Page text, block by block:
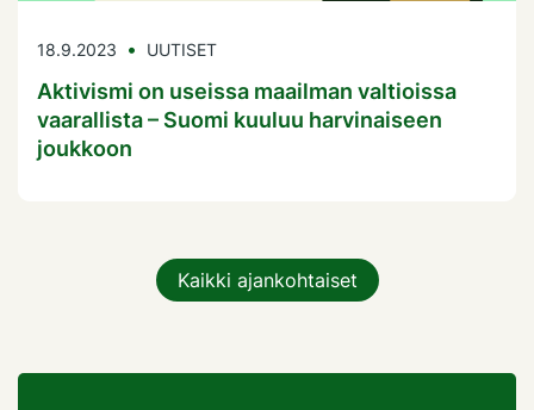
18.9.2023 UUTISET
Aktivismi on useissa maailman valtioissa
vaarallista – Suomi kuuluu harvinaiseen
joukkoon
Kaikki ajankohtaiset